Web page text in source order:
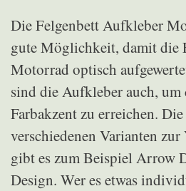
Die Felgenbett Aufkleber
gute Möglichkeit, damit die
Motorrad optisch
sind die Aufkleber auch, um
Farbakzent zu erreichen.
verschiedenen Varianten
gibt es zum Beispiel Arrow
Design. Wer es etwas